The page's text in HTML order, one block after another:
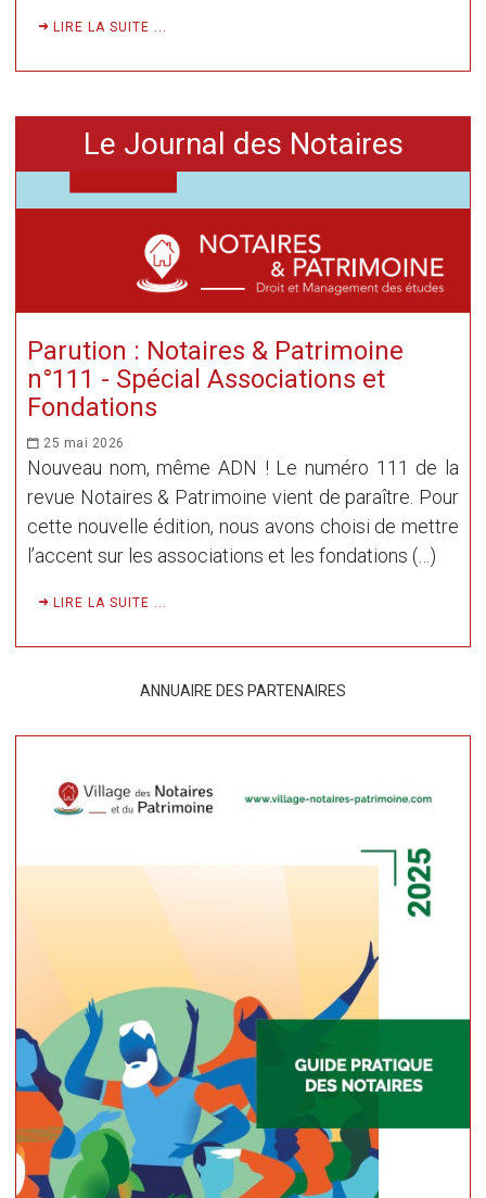
LIRE LA SUITE ...
Le Journal des Notaires
Parution : Notaires & Patrimoine
n°111 - Spécial Associations et
Fondations
25 mai 2026
Nouveau nom, même ADN ! Le numéro 111 de la
revue Notaires & Patrimoine vient de paraître. Pour
cette nouvelle édition, nous avons choisi de mettre
l’accent sur les associations et les fondations (…)
LIRE LA SUITE ...
ANNUAIRE DES PARTENAIRES